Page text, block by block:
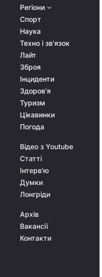
Регіони
Спорт
Наука
Техно і зв'язок
Лайт
Зброя
Інциденти
Здоров'я
Туризм
Цікавинки
Погода
Відео з Youtube
Статті
Інтерв'ю
Думки
Лонгріди
Архів
Вакансії
Контакти